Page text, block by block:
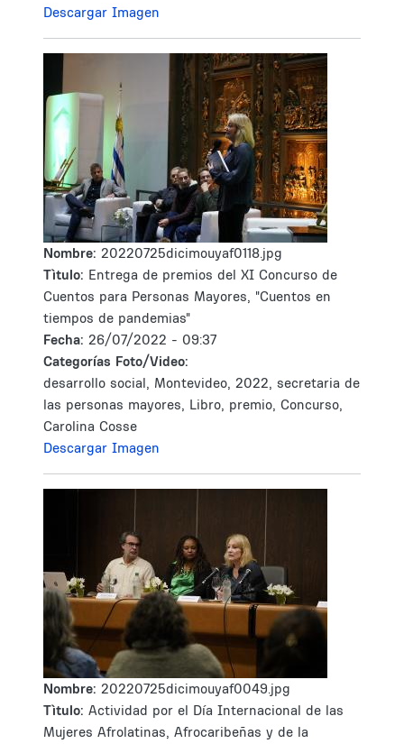
Descargar Imagen
Nombre: 20220725dicimouyaf0118.jpg
Tìtulo: Entrega de premios del XI Concurso de
Cuentos para Personas Mayores, "Cuentos en
tiempos de pandemias"
Fecha: 26/07/2022 - 09:37
Categorías Foto/Video:
desarrollo social, Montevideo, 2022, secretaria de
las personas mayores, Libro, premio, Concurso,
Carolina Cosse
Descargar Imagen
Nombre: 20220725dicimouyaf0049.jpg
Tìtulo: Actividad por el Día Internacional de las
Mujeres Afrolatinas, Afrocaribeñas y de la